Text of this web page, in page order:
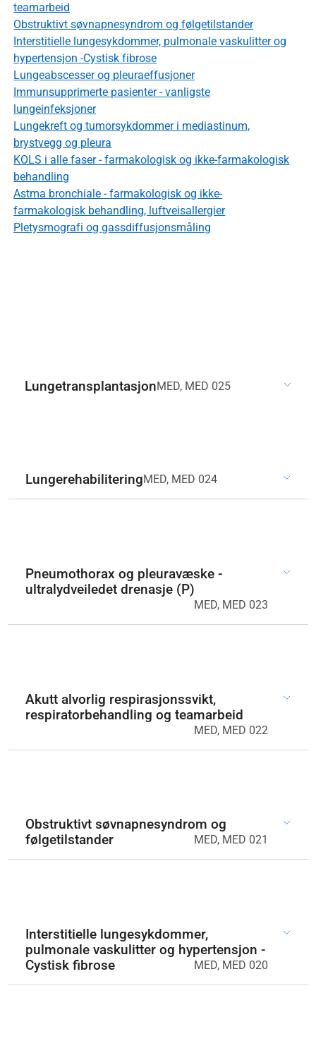
teamarbeid
Obstruktivt søvnapnesyndrom og følgetilstander
Interstitielle lungesykdommer, pulmonale vaskulitter og
hypertensjon -Cystisk fibrose
Lungeabscesser og pleuraeffusjoner
Immunsupprimerte pasienter - vanligste
lungeinfeksjoner
Lungekreft og tumorsykdommer i mediastinum,
brystvegg og pleura
KOLS i alle faser - farmakologisk og ikke-farmakologisk
behandling
Astma bronchiale - farmakologisk og ikke-
farmakologisk behandling, luftveisallergier
Pletysmografi og gassdiffusjonsmåling
LungetransplantasjonMED, MED 025
LungerehabiliteringMED, MED 024
Pneumothorax og pleuravæske -
ultralydveiledet drenasje (P)
MED, MED 023
Akutt alvorlig respirasjonssvikt,
respiratorbehandling og teamarbeid
MED, MED 022
Obstruktivt søvnapnesyndrom og
følgetilstander
MED, MED 021
Interstitielle lungesykdommer,
pulmonale vaskulitter og hypertensjon -
Cystisk fibrose
MED, MED 020